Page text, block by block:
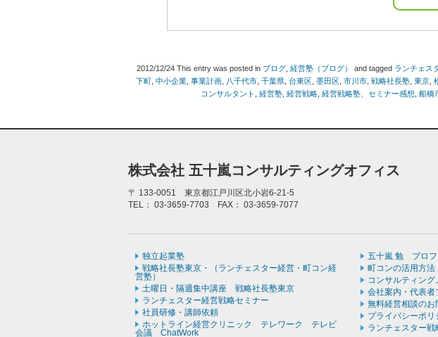
2012/12/24 This entry was posted in ブログ 経営塾（ブログ） and tagged ランチェス
下町 中小企業 事業計画 八千代市 千葉県 台東区 墨田区 市川市 戦略社長塾 東京
コンサルタント
経営塾 経営戦略 経営戦略塾、セミナー感想 船橋
株式会社 五十嵐コンサルティングオフィス
〒 133-0051 東京都江戸川区北小岩6-21-5
TEL： 03-3659-7703 FAX： 03-3659-7077
独立起業塾
戦略社長塾東京・（ランチェスター経営・町コン経
営塾）
土曜日・隔週集中講座 戦略社長塾東京
ランチェスター経営戦略セミナー
社員研修・講師依頼
ホットライン経営クリニック テレワーク テレビ
会議 ChatWork
五十嵐 勉 プロフ
町コンの活用方法
コンサルティング
会社案内・代表者
無料経営相談のお
プライバシーポリ
ランチェスター戦